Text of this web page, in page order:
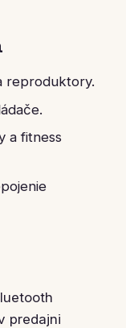
reproduktory.
a fitness
predajni